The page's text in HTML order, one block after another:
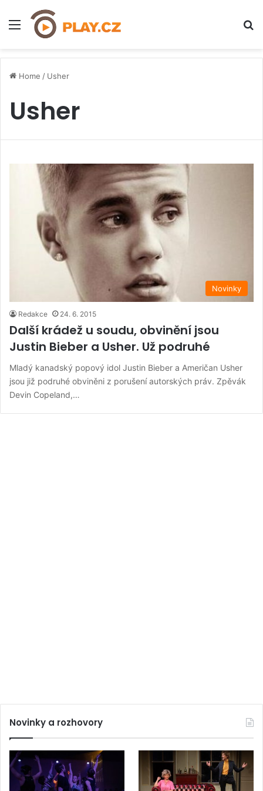
Menu
Home / Usher
Usher
Novinky
Redakce 24. 6. 2015
Další krádež u soudu, obvinění jsou
Justin Bieber a Usher. Už podruhé
Mladý kanadský popový idol Justin Bieber a Američan Usher
jsou již podruhé obviněni z porušení autorských práv. Zpěvák
Devin Copeland,…
Novinky a rozhovory